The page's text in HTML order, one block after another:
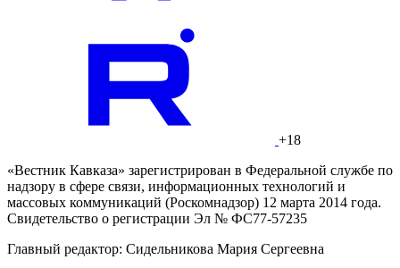
+18
«Вестник Кавказа» зарегистрирован в Федеральной службе по
надзору в сфере связи, информационных технологий и
массовых коммуникаций (Роскомнадзор) 12 марта 2014 года.
Свидетельство о регистрации Эл № ФС77-57235
Главный редактор: Сидельникова Мария Сергеевна